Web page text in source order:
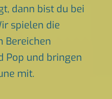
dann bist du bei
spielen die
Bereichen
Pop und bringen
mit.